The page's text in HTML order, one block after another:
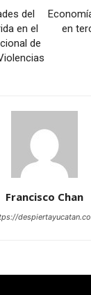
del
en el
de
en
Francisco Chan